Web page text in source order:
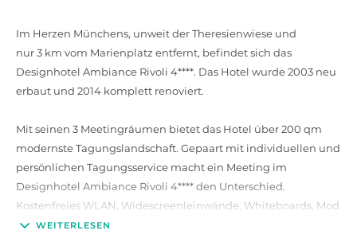
Im Herzen Münchens, unweit der Theresienwiese und
nur 3 km vom Marienplatz entfernt, befindet sich das
Designhotel Ambiance Rivoli 4****. Das Hotel wurde 2003 neu
erbaut und 2014 komplett renoviert.
Mit seinen 3 Meetingräumen bietet das Hotel über 200 qm
modernste Tagungslandschaft. Gepaart mit individuellen und
persönlichen Tagungsservice macht ein Meeting im
Designhotel Ambiance Rivoli 4**** den Unterschied.
Kostenfreies WLAN, Widescreenleinwände, Whiteboards, Mod
eratorenkoffer, Flipcharts und Pinnwände – alles was das
WEITERLESEN